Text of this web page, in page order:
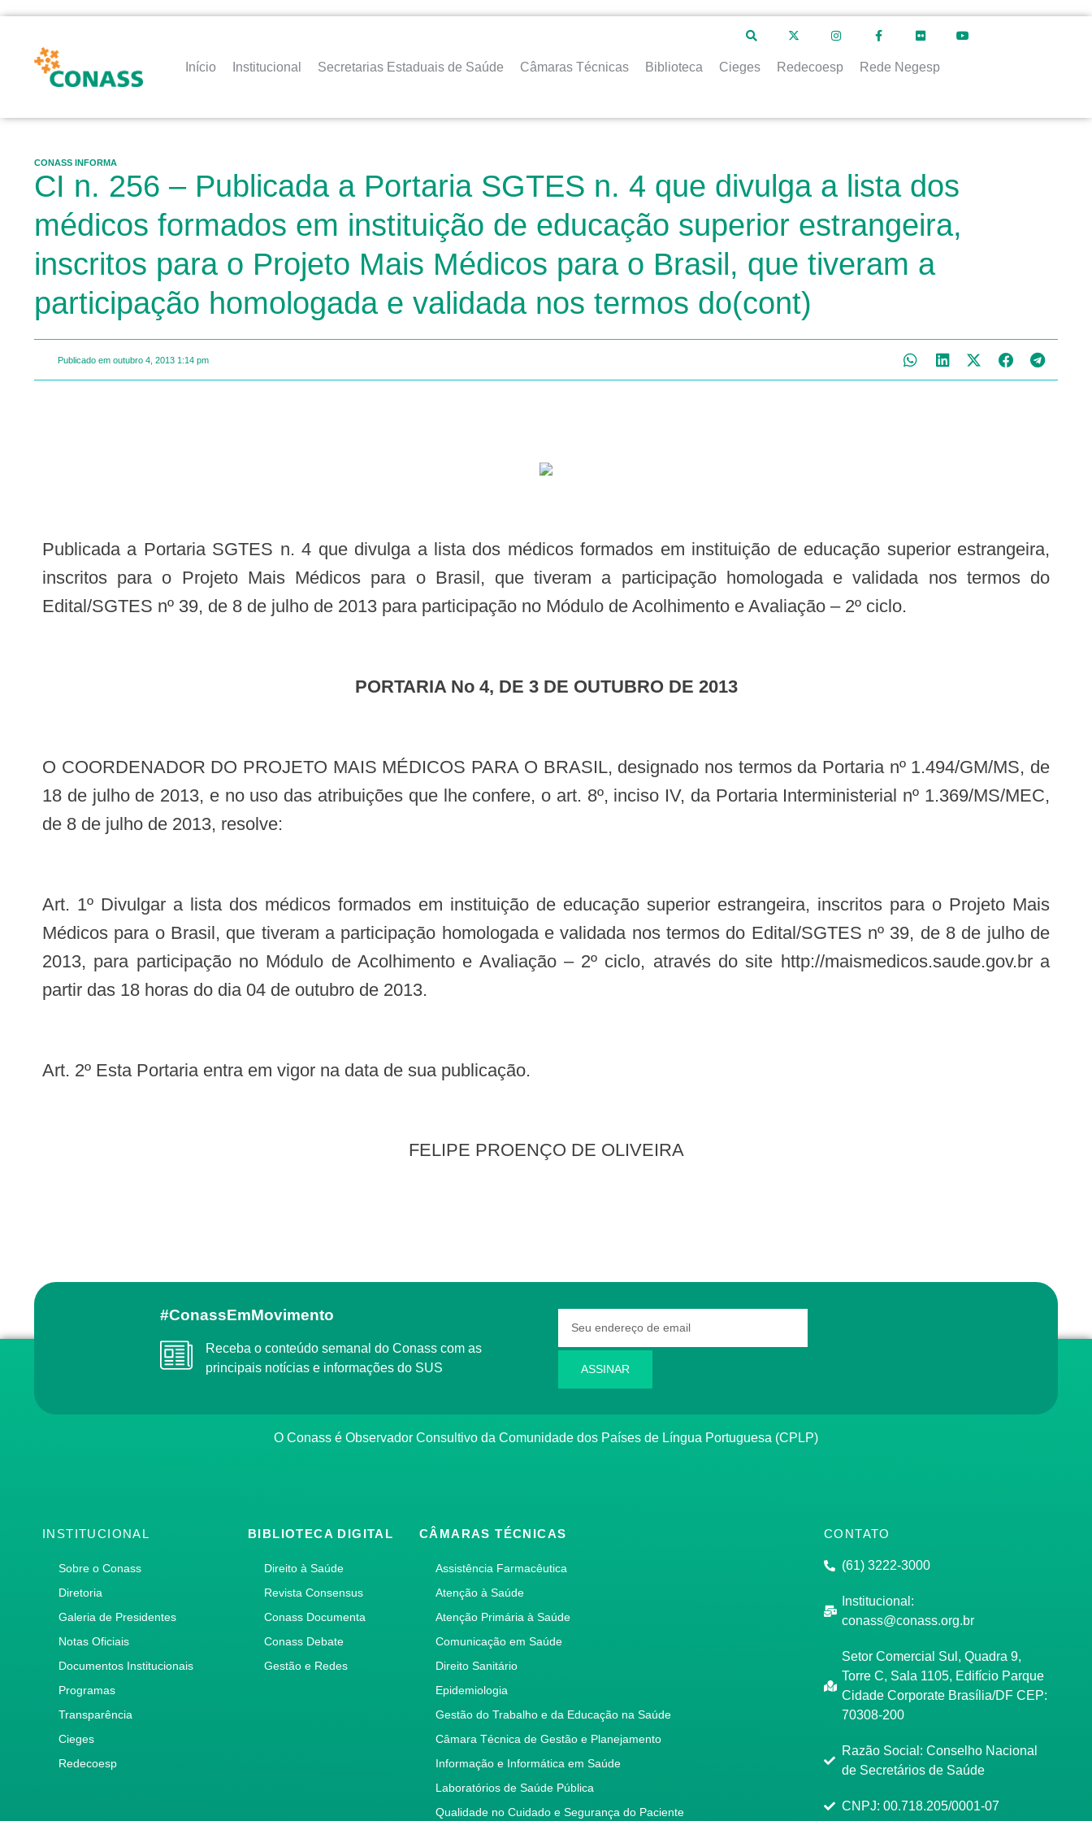
Início Institucional Secretarias Estaduais de Saúde Câmaras Técnicas Biblioteca Cieges Redecoesp Rede Negesp
CONASS INFORMA
CI n. 256 – Publicada a Portaria SGTES n. 4 que divulga a lista dos
médicos formados em instituição de educação superior estrangeira,
inscritos para o Projeto Mais Médicos para o Brasil, que tiveram a
participação homologada e validada nos termos do(cont)
Publicado em outubro 4, 2013 1:14 pm
Publicada a Portaria SGTES n. 4 que divulga a lista dos médicos formados em instituição de educação superior estrangeira,
inscritos para o Projeto Mais Médicos para o Brasil, que tiveram a participação homologada e validada nos termos do
Edital/SGTES nº 39, de 8 de julho de 2013 para participação no Módulo de Acolhimento e Avaliação – 2º ciclo.
PORTARIA No 4, DE 3 DE OUTUBRO DE 2013
O COORDENADOR DO PROJETO MAIS MÉDICOS PARA O BRASIL, designado nos termos da Portaria nº 1.494/GM/MS, de
18 de julho de 2013, e no uso das atribuições que lhe confere, o art. 8º, inciso IV, da Portaria Interministerial nº 1.369/MS/MEC,
de 8 de julho de 2013, resolve:
Art. 1º Divulgar a lista dos médicos formados em instituição de educação superior estrangeira, inscritos para o Projeto Mais
Médicos para o Brasil, que tiveram a participação homologada e validada nos termos do Edital/SGTES nº 39, de 8 de julho de
2013, para participação no Módulo de Acolhimento e Avaliação – 2º ciclo, através do site http://maismedicos.saude.gov.br a
partir das 18 horas do dia 04 de outubro de 2013.
Art. 2º Esta Portaria entra em vigor na data de sua publicação.
FELIPE PROENÇO DE OLIVEIRA
#ConassEmMovimento
Receba o conteúdo semanal do Conass com as
principais notícias e informações do SUS
ASSINAR
O Conass é Observador Consultivo da Comunidade dos Países de Língua Portuguesa (CPLP)
INSTITUCIONAL
Sobre o Conass
Diretoria
Galeria de Presidentes
Notas Oficiais
Documentos Institucionais
Programas
Transparência
Cieges
Redecoesp
BIBLIOTECA DIGITAL
Direito à Saúde
Revista Consensus
Conass Documenta
Conass Debate
Gestão e Redes
CÂMARAS TÉCNICAS
Assistência Farmacêutica
Atenção à Saúde
Atenção Primária à Saúde
Comunicação em Saúde
Direito Sanitário
Epidemiologia
Gestão do Trabalho e da Educação na Saúde
Câmara Técnica de Gestão e Planejamento
Informação e Informática em Saúde
Laboratórios de Saúde Pública
Qualidade no Cuidado e Segurança do Paciente
CONTATO
(61) 3222-3000
Institucional:
conass@conass.org.br
Setor Comercial Sul, Quadra 9,
Torre C, Sala 1105, Edifício Parque
Cidade Corporate Brasília/DF CEP:
70308-200
Razão Social: Conselho Nacional
de Secretários de Saúde
CNPJ: 00.718.205/0001-07